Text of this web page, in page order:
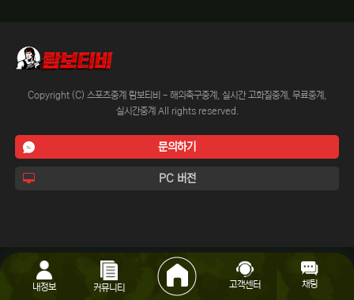
Copyright (C) 스포츠중계 람보티비 - 해외축구중계, 실시간 고화질중계, 무료중계,
실시간중계 All rights reserved.
문의하기
PC 버전
내정보 커뮤니티 고객센터 채팅